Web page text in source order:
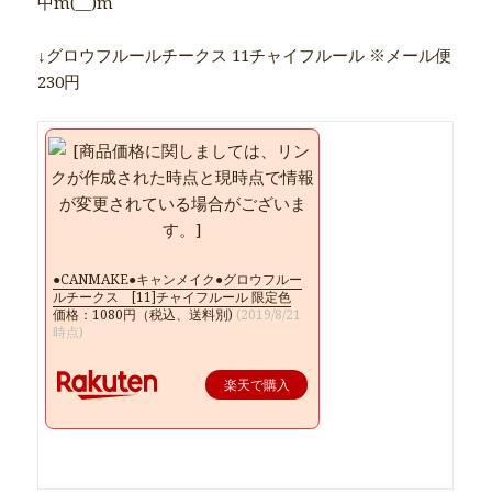
↓グロウフルールチークス 11チャイフルール ※メール便
230円
●CANMAKE●キャンメイク●グロウフルー
ルチークス [11]チャイフルール 限定色
価格：1080円（税込、送料別) (2019/8/21
時点)
楽天で購入